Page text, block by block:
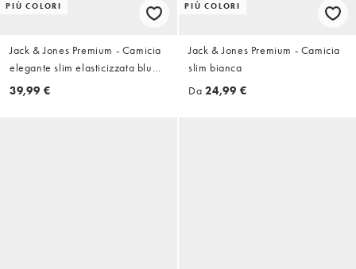
PIÙ COLORI
Jack & Jones Premium - Camicia
elegante slim elasticizzata blu
navy
39,99 €
PIÙ COLORI
Jack & Jones Premium - Camicia
slim bianca
Da 24,99 €